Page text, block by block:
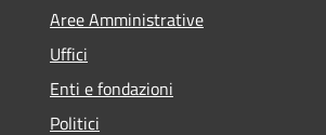
Aree Amministrative
Uffici
Enti e fondazioni
Politici